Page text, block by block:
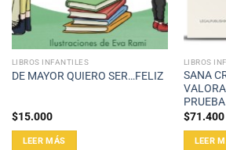
LIBROS INFANTILES
DE MAYOR QUIERO SER…FELIZ
$15.000
LEER MÁS
LIBROS
SANA
$71.400
LEER